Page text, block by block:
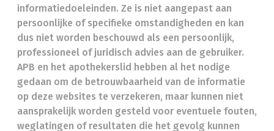
informatiedoeleinden. Ze is niet aangepast aan
persoonlijke of specifieke omstandigheden en kan
dus niet worden beschouwd als een persoonlijk,
professioneel of juridisch advies aan de gebruiker.
APB en het apothekerslid hebben al het nodige
gedaan om de betrouwbaarheid van de informatie
op deze websites te verzekeren, maar kunnen niet
aansprakelijk worden gesteld voor eventuele fouten,
weglatingen of resultaten die het gevolg kunnen